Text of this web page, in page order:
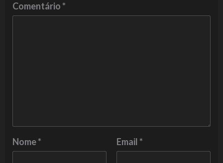
Comentário*
Nome* Email*